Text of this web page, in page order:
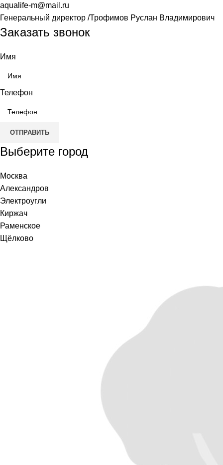
aqualife-m@mail.ru
Генеральный директор /Трофимов Руслан Владимирович
Заказать звонок
Имя
Телефон
ОТПРАВИТЬ
Выберите город
Москва
Александров
Электроугли
Киржач
Раменское
Щёлково